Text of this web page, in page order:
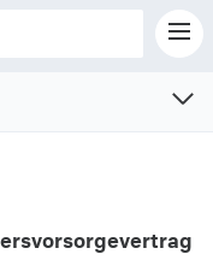
Basisrentenverträgen
156)